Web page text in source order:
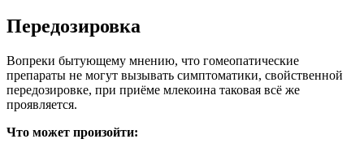
Передозировка
Вопреки бытующему мнению, что гомеопатические
препараты не могут вызывать симптоматики, свойственной
передозировке, при приёме млекоина таковая всё же
проявляется.
Что может произойти: